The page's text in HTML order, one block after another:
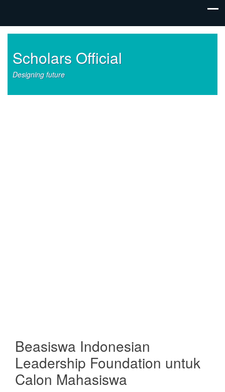
Scholars Official
Designing future
Beasiswa Indonesian
Leadership Foundation untuk
Calon Mahasiswa